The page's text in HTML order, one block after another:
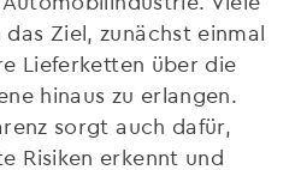
Ziel, zunächst einmal
Lieferketten über die
hinaus zu erlangen.
sorgt auch dafür,
Risiken erkennt und